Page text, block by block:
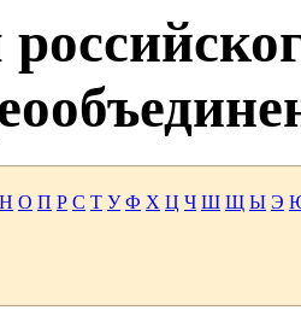
Н О П Р С Т У Ф Х Ц Ч Ш Щ Ы Э